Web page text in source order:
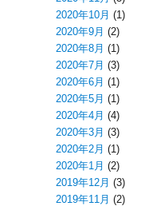
2020年10月 (1)
2020年9月 (2)
2020年8月 (1)
2020年7月 (3)
2020年6月 (1)
2020年5月 (1)
2020年4月 (4)
2020年3月 (3)
2020年2月 (1)
2020年1月 (2)
2019年12月 (3)
2019年11月 (2)